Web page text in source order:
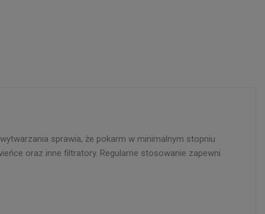
sprawia, że pokarm w minimalnym stopniu
oraz inne filtratory. Regularne stosowanie zapewni